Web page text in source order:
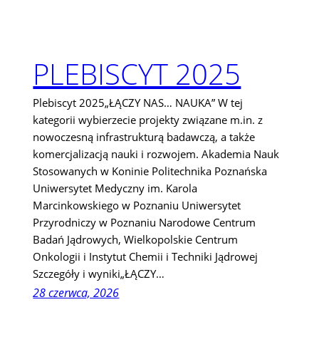
PLEBISCYT 2025
Plebiscyt 2025„ŁĄCZY NAS… NAUKA” W tej
kategorii wybierzecie projekty związane m.in. z
nowoczesną infrastrukturą badawczą, a także
komercjalizacją nauki i rozwojem. Akademia Nauk
Stosowanych w Koninie Politechnika Poznańska
Uniwersytet Medyczny im. Karola
Marcinkowskiego w Poznaniu Uniwersytet
Przyrodniczy w Poznaniu Narodowe Centrum
Badań Jądrowych, Wielkopolskie Centrum
Onkologii i Instytut Chemii i Techniki Jądrowej
Szczegóły i wyniki„ŁĄCZY…
28 czerwca, 2026